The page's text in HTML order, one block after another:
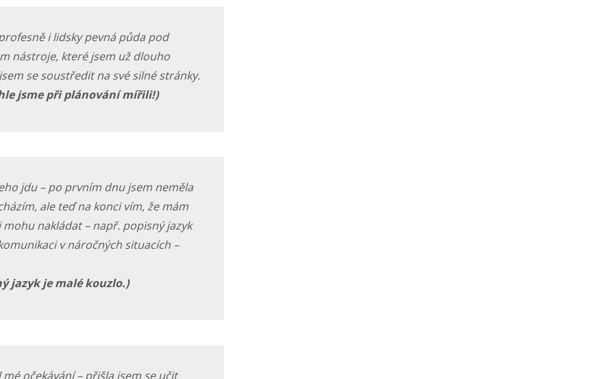
i lidsky pevná půda pod
nástroje, které jsem už dlouho
se soustředit na své silné stránky.
jsme při plánování mířili!)
jdu – po prvním dnu jsem neměla
ale teď na konci vím, že mám
mohu nakládat – např. popisný jazyk
v náročných situacích –
jazyk je malé kouzlo.)
očekávání – přišla jsem se učit